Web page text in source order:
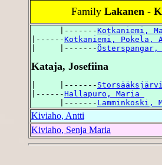
Family Lakanen -
      |-------
Kotkaniemi,
|------Kotkaniemi, Pokela,
|     |-------
Kataja, Josefiina
|     |-------
|------Hallapuro, Maria
      |-------
Lamminkoski,
Kiviaho, Antti
Kiviaho, Senja Maria